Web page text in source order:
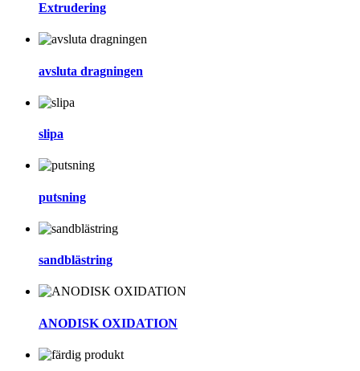
Extrudering
avsluta dragningen
slipa
putsning
sandblästring
ANODISK OXIDATION